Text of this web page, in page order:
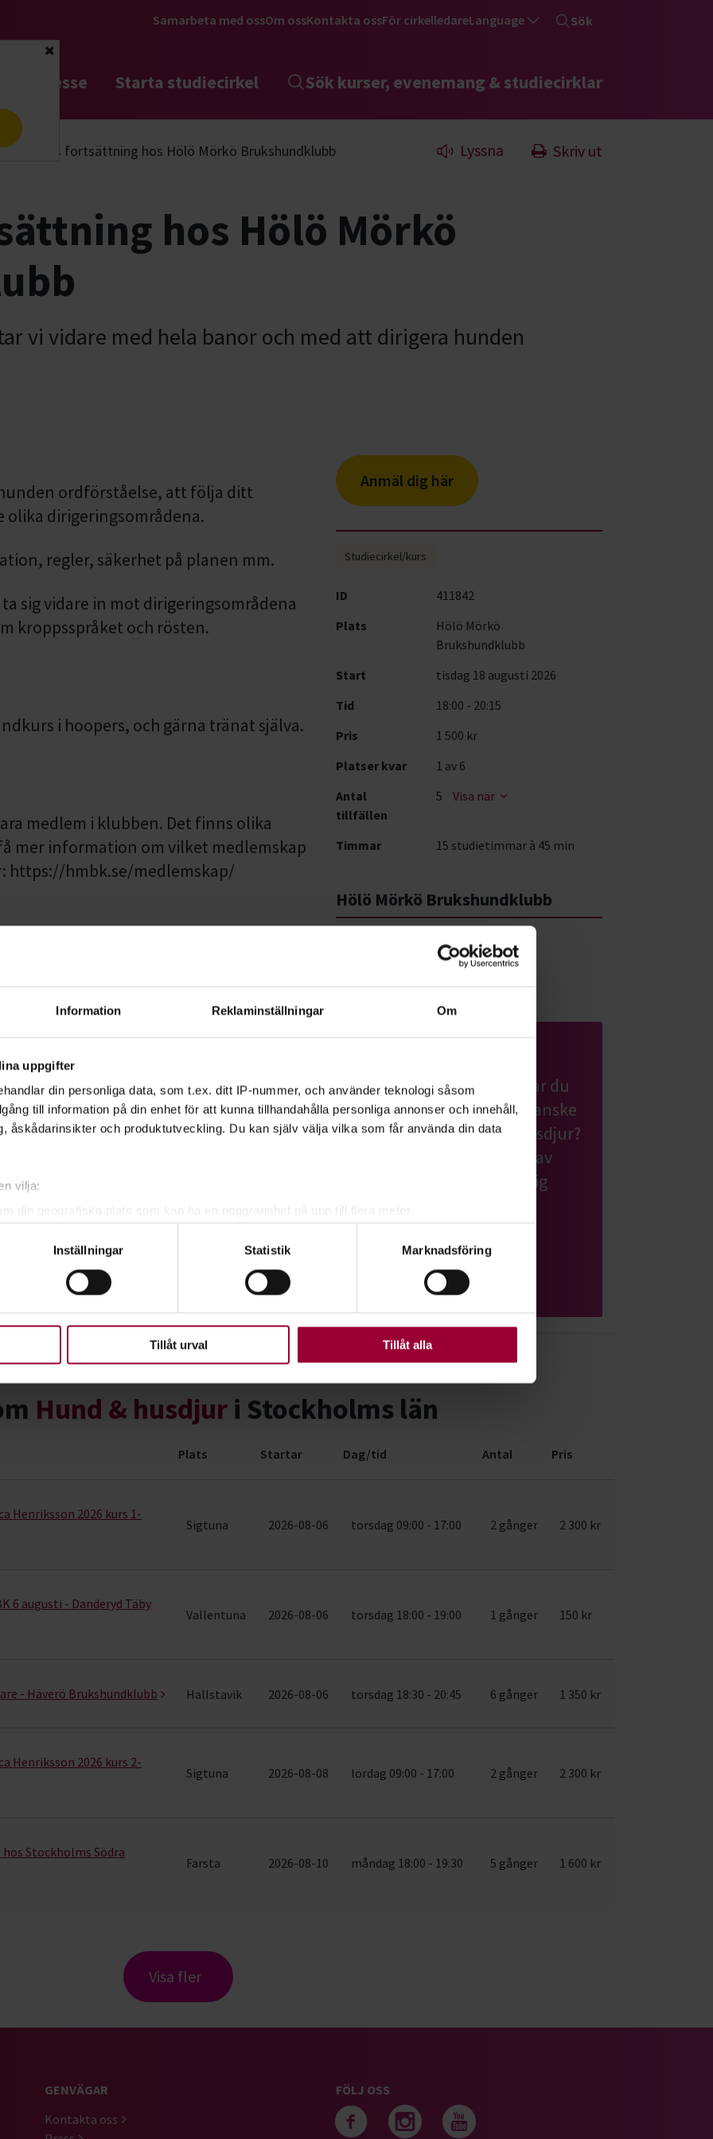
Information Reklaminställningar Om
uppgifter
din personliga data, som t.ex. ditt IP-nummer, och använder teknologi såsom
till information på din enhet för att kunna tillhandahålla personliga annonser och innehåll,
åskådarinsikter och produktutveckling. Du kan själv välja vilka som får använda din data
vilja:
uppgifter behandlas och ställ in dina preferenser i
detaljsektionen . Du kan ändra
när som helst från cookie-förklaringen.
som möjligt använder vi kakor (cookies) på vår webbplats. Vissa kakor är
Inställningar Statistik Marknadsföring
Tillåt urval Tillåt alla
Stäng
Samarbeta med ossOm ossKontakta ossFör cirkelledareLanguage Sök
intresse Starta studiecirkel Sök kurser, evenemang & studiecirklar
Hoopers fortsättning hos Hölö Mörkö Brukshundklubb Lyssna Skriv ut
hos Hölö Mörkö
vi vidare med hela banor och med att dirigera hunden
ordförståelse, att följa ditt
olika dirigeringsområdena.
regler, säkerhet på planen mm.
sig vidare in mot dirigeringsområdena
kroppsspråket och rösten.
i hoopers, och gärna tränat själva.
medlem i klubben. Det finns olika
mer information om vilket medlemskap
https://hmbk.se/medlemskap/
Hund
Anmäl dig här
Studiecirkel/kurs
ID
411842
Plats
Hölö Mörkö
Brukshundklubb
Start
tisdag 18 augusti 2026
Tid
18:00 - 20:15
Pris
1 500 kr
Platser kvar
1 av 6
Antal
tillfällen
5 Visa när
Timmar 15 studietimmar à 45 min
Hölö Mörkö Brukshundklubb
Har du hund eller planerar du
att skaffa en valp? Eller kanske
en katt eller ett annat husdjur?
Grattis! Det finns massor av
roliga saker du kan lära dig
tillsammans med andra
djurägare.
Läs mer om ämnet
E-mail
Hund & husdjur i Stockholms län
Plats Startar Dag/tid Antal Pris
Henriksson 2026 kurs 1-
Sigtuna 2026-08-06 torsdag 09:00 - 17:00 2 gånger 2 300 kr
6 augusti - Danderyd Täby
Vallentuna 2026-08-06 torsdag 18:00 - 19:00 1 gånger 150 kr
- Häverö Brukshundklubb Hallstavik 2026-08-06 torsdag 18:30 - 20:45 6 gånger 1 350 kr
Henriksson 2026 kurs 2-
Sigtuna 2026-08-08 lördag 09:00 - 17:00 2 gånger 2 300 kr
Stockholms Södra
Farsta 2026-08-10 måndag 18:00 - 19:30 5 gånger 1 600 kr
Visa fler
GENVÄGAR
Kontakta oss
FÖLJ OSS